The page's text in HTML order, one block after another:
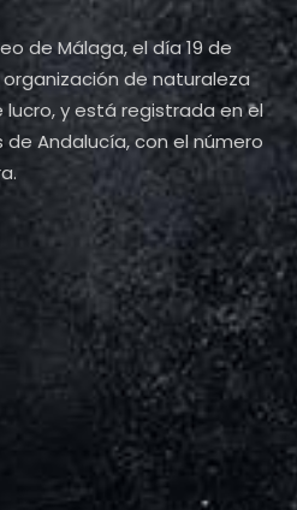
de Málaga, el día 19 de
de naturaleza
y está registrada en el
Andalucía, con el número